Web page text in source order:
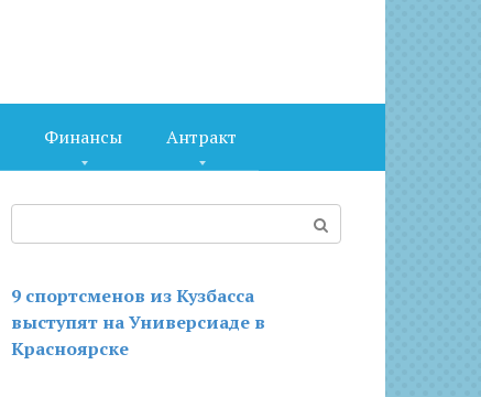
Финансы Антракт
9 спортсменов из Кузбасса
выступят на Универсиаде в
Красноярске